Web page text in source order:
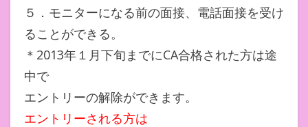
５．モニターになる前の面接、電話面接を受け
ることができる。
＊2013年１月下旬までにCA合格された方は途
中で
エントリーの解除ができます。
エントリーされる方は